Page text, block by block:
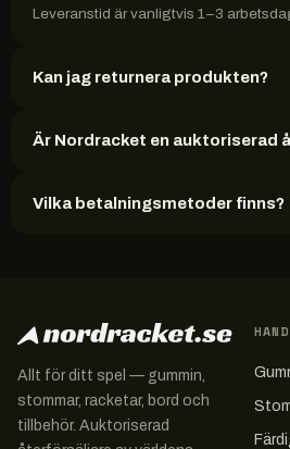
Leveranstid är vanligtvis 1–3
Kan jag returnera produkten?
Är Nordracket en auktoriserad
Vilka betalningsmetoder finns?
Allt för ditt spel — gummin,
stommar, racketar, bord och
tillbehör. Auktoriserad